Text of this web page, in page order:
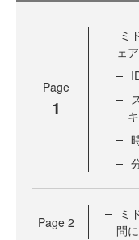
Page
1
ミ
ェ
Page 2
ミ
問